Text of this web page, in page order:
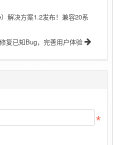
解决方案1.2发布！兼容20系
复已知Bug，完善用户体验